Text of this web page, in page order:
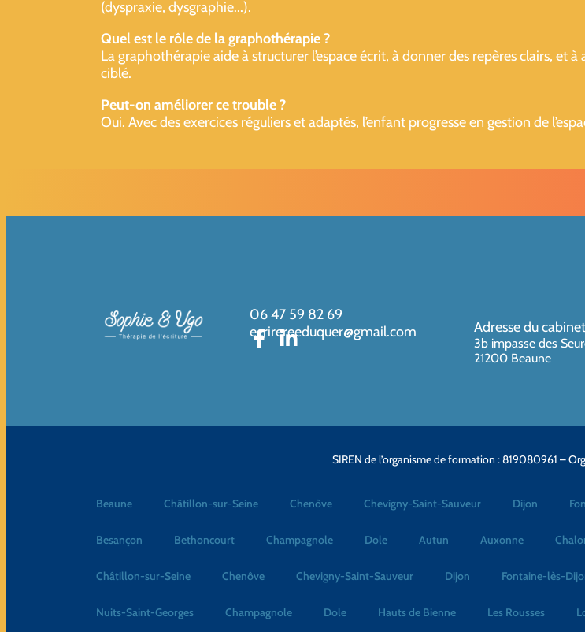
(dyspraxie, dysgraphie...).
Quel est le rôle de la graphothérapie ?
La graphothérapie aide à structurer l’espace écrit, à donner des repères clairs, et
ciblé.
Peut-on améliorer ce trouble ?
Oui. Avec des exercices réguliers et adaptés, l’enfant progresse en gestion de
06 47 59 82 69
ecrirereeduquer@gmail.com
Adresse du
3b impasse des
21200 Beaune
SIREN de l’organisme de formation : 819080961 –
Beaune Châtillon-sur-Seine Chenôve Chevigny-Saint-Sauveur Dijon
Besançon Bethoncourt Champagnole Dole Autun Auxonne
Châtillon-sur-Seine Chenôve Chevigny-Saint-Sauveur Dijon Fontaine-lès-
Nuits-Saint-Georges Champagnole Dole Hauts de Bienne Les Rousses